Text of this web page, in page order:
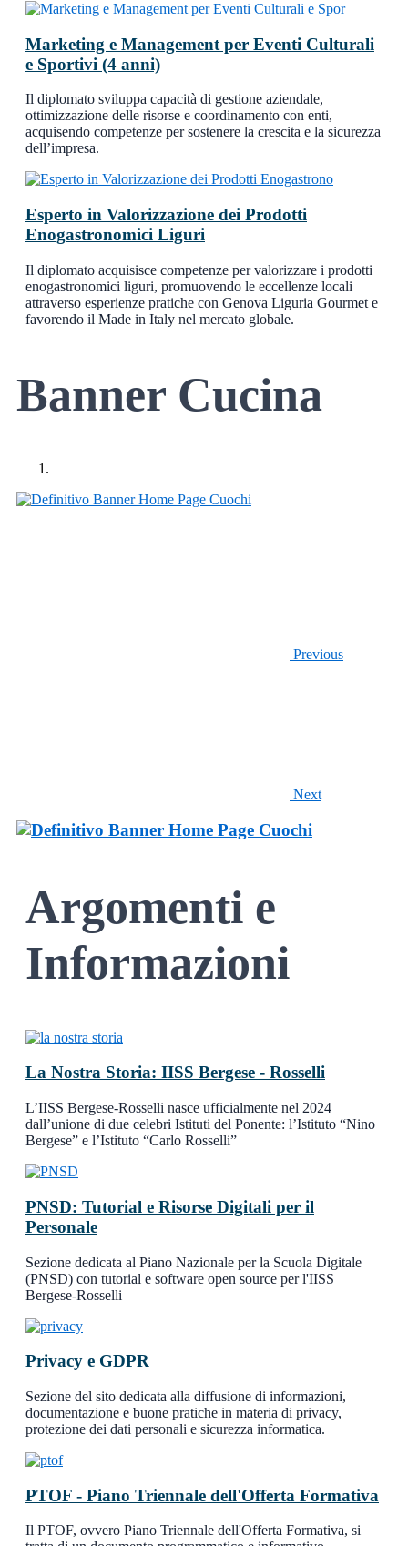
Marketing e Management per Eventi Culturali
e Sportivi (4 anni)
Il diplomato sviluppa capacità di gestione aziendale,
ottimizzazione delle risorse e coordinamento con enti,
acquisendo competenze per sostenere la crescita e la sicurezza
dell’impresa.
Esperto in Valorizzazione dei Prodotti
Enogastronomici Liguri
Il diplomato acquisisce competenze per valorizzare i prodotti
enogastronomici liguri, promuovendo le eccellenze locali
attraverso esperienze pratiche con Genova Liguria Gourmet e
favorendo il Made in Italy nel mercato globale.
Banner Cucina
Previous
Next
Argomenti e
Informazioni
La Nostra Storia: IISS Bergese - Rosselli
L’IISS Bergese-Rosselli nasce ufficialmente nel 2024
dall’unione di due celebri Istituti del Ponente: l’Istituto “Nino
Bergese” e l’Istituto “Carlo Rosselli”
PNSD: Tutorial e Risorse Digitali per il
Personale
Sezione dedicata al Piano Nazionale per la Scuola Digitale
(PNSD) con tutorial e software open source per l'IISS
Bergese-Rosselli
Privacy e GDPR
Sezione del sito dedicata alla diffusione di informazioni,
documentazione e buone pratiche in materia di privacy,
protezione dei dati personali e sicurezza informatica.
PTOF - Piano Triennale dell'Offerta Formativa
Il PTOF, ovvero Piano Triennale dell'Offerta Formativa, si